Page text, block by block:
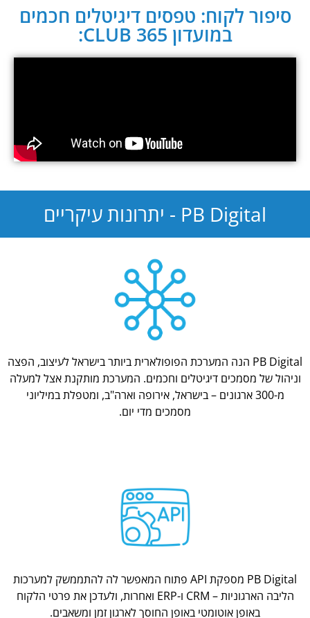
סיפור לקוח: טפסים דיגיטלים חכמים
במועדון CLUB 365:
PB Digital - יתרונות עיקריים
PB Digital הנה המערכת הפופולארית ביותר בישראל לעיצוב, הפצה
וניהול של מסמכים דיגיטלים וחכמים. המערכת מותקנת אצל למעלה
מ-300 ארגונים – בישראל, אירופה וארה"ב, ומטפלת במיליוני
מסמכים מדי יום.
PB Digital מספקת API פתוח המאפשר לה להתממשק למערכות
הליבה הארגוניות – CRM ו-ERP ואחרות, ולעדכן את פרטי הלקוח
באופן אוטומטי באופן החוסך לארגון זמן ומשאבים.